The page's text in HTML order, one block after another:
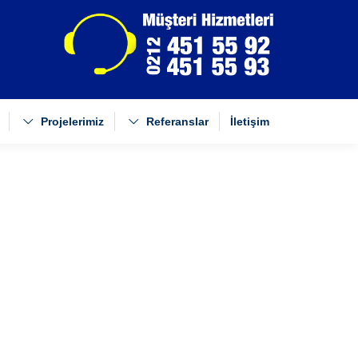
Projelerimiz Referanslar İletişim